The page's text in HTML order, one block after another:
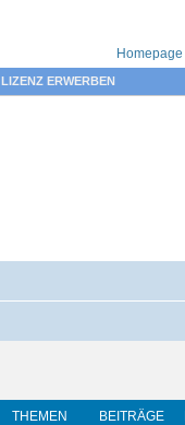
Homepage
LIZENZ ERWERBEN
THEMEN BEITRÄGE